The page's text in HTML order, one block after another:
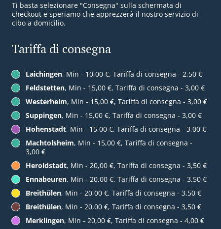
Ti basta selezionare "Consegna" sulla schermata di
checkout e speriamo che apprezzerà il nostro servizio di
cibo a domicilio.
Tariffa di consegna
Laichingen, Min - 10,00 €, Tariffa di consegna - 2,50 €
Feldstetten, Min - 15,00 €, Tariffa di consegna - 3,00 €
Westerheim, Min - 15,00 €, Tariffa di consegna - 3,00 €
Suppingen, Min - 15,00 €, Tariffa di consegna - 3,00 €
Hohenstadt, Min - 15,00 €, Tariffa di consegna - 3,00 €
Machtolsheim, Min - 15,00 €, Tariffa di consegna -
3,00 €
Heroldstadt, Min - 20,00 €, Tariffa di consegna - 3,50 €
Ennabeuren, Min - 20,00 €, Tariffa di consegna - 3,50 €
Breithülen, Min - 20,00 €, Tariffa di consegna - 3,50 €
Breithülen, Min - 20,00 €, Tariffa di consegna - 3,50 €
Merklingen, Min - 20,00 €, Tariffa di consegna - 4,00 €